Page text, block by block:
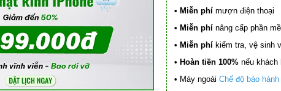
• Miễn phí mượn điện thoại
• Miễn phí nâng cấp phần
• Miễn phí kiểm tra, vệ sinh
• Hoàn tiền 100% nếu khách
• Máy ngoài Chế độ bảo hành